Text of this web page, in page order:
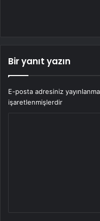
Bir yanıt yazın
E-posta adresiniz
işaretlenmişlerdir